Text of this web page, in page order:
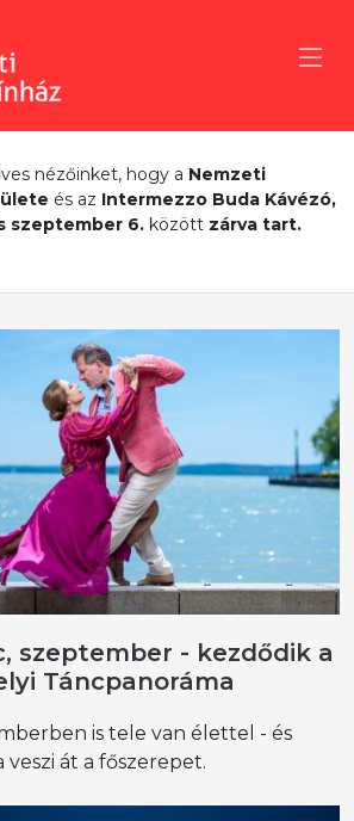
nézőinket, hogy a Nemzeti
és az Intermezzo Buda Kávézó,
szeptember 6. között zárva tart.
szeptember - kezdődik a
Táncpanoráma
is tele van élettel - és
át a főszerepet.